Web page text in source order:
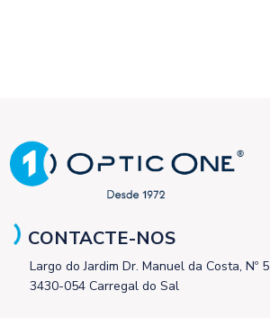
CONTACTE-NOS
Largo do Jardim Dr. Manuel da Costa, Nº 5
3430-054 Carregal do Sal